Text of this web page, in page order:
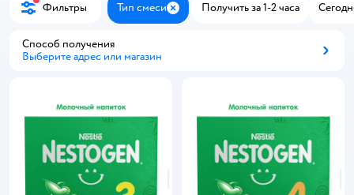
Фильтры Тип смеси ЗакрытьПолучить за 1-2 часа
Способ получения
Выберите адрес или магазин